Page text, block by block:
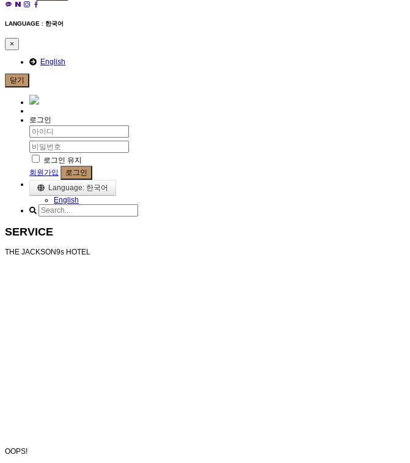
LANGUAGE : 한국어
×
English
닫기
로그인
로그인 유지
회원가입
로그인
Language: 한국어
English
SERVICE
THE JACKSON9s HOTEL
OOPS!